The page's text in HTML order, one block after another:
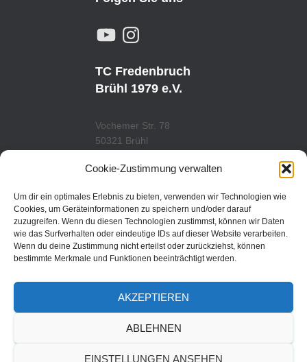
Cookie-Zustimmung verwalten
Um dir ein optimales Erlebnis zu bieten, verwenden wir Technologien wie
Cookies, um Geräteinformationen zu speichern und/oder darauf
zuzugreifen. Wenn du diesen Technologien zustimmst, können wir Daten
wie das Surfverhalten oder eindeutige IDs auf dieser Website verarbeiten.
Wenn du deine Zustimmung nicht erteilst oder zurückziehst, können
bestimmte Merkmale und Funktionen beeinträchtigt werden.
AKZEPTIEREN
ABLEHNEN
EINSTELLUNGEN ANSEHEN
Y
O
U
B
E
N
A
G
R
A
TC Fredenbruch
Brühl 1979 e.V.
Vochemer Str. 78
50321 Brühl
www.tcfredenbruch.de
DATENSCHUTZORDUNG